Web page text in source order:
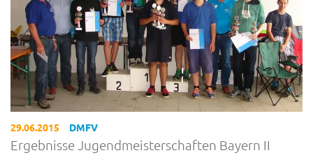
29.06.2015 DMFV
Ergebnisse Jugendmeisterschaften Bayern II